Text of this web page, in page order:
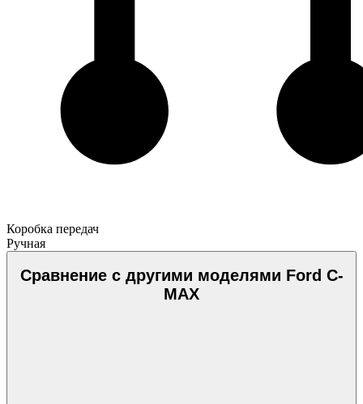
Коробка передач
Ручная
Сравнение с другими моделями Ford C-
MAX